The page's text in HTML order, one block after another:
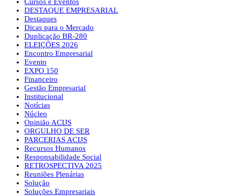
DESTAQUE EMPRESARIAL
Destaques
Dicas para o Mercado
Duplicação BR-280
ELEIÇÕES 2026
Encontro Empresarial
Evento
EXPO 150
Financeiro
Gestão Empresarial
Institucional
Notícias
Núcleo
Opinião ACIJS
ORGULHO DE SER
PARCERIAS ACIJS
Recursos Humanos
Responsabilidade Social
RETROSPECTIVA 2025
Reuniões Plenárias
Solução
Soluções Empresariais